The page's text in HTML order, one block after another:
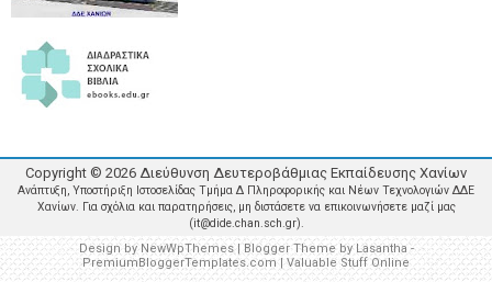
Copyright © 2026 Διεύθυνση Δευτεροβάθμιας Εκπαίδευσης Χανίων
Ανάπτυξη, Υποστήριξη Ιστοσελίδας Τμήμα Δ Πληροφορικής και Νέων Τεχνολογιών ΔΔΕ
Χανίων. Για σχόλια και παρατηρήσεις, μη διστάσετε να επικοινωνήσετε μαζί μας
(it@dide.chan.sch.gr).
Design byNewWpThemes| Blogger Theme byLasantha-
PremiumBloggerTemplates.com | Valuable Stuff Online